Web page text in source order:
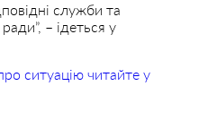
служби та
– ідеться у
ситуацію читайте у